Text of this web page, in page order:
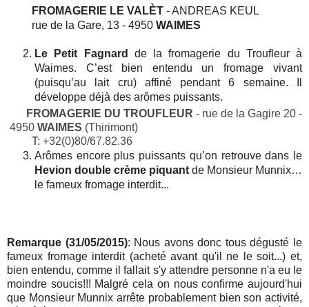
FROMAGERIE LE VALÈT - ANDREAS KEUL
         rue de la Gare, 13 - 4950
WAIMES
Le Petit Fagnard de la fromagerie du Troufleur à
Waimes. C’est bien entendu un fromage vivant
(puisqu’au lait cru) affiné pendant 6 semaine. Il
développe déjà des arômes puissants.
FROMAGERIE DU TROUFLEUR - rue de la Gagire 20 -
4950 WAIMES (Thirimont)
T: +32(0)80/67.82.36
Hevion double crème piquant de Monsieur Munnix…
le fameux fromage interdit...
Remarque (31/05/2015): Nous avons donc tous dégusté le
fameux fromage interdit (acheté avant qu'il ne le soit...) et,
bien entendu, comme il fallait s'y attendre personne n'a eu le
moindre soucis!!! Malgré cela on nous confirme aujourd'hui
que Monsieur Munnix arrête probablement bien son activité,